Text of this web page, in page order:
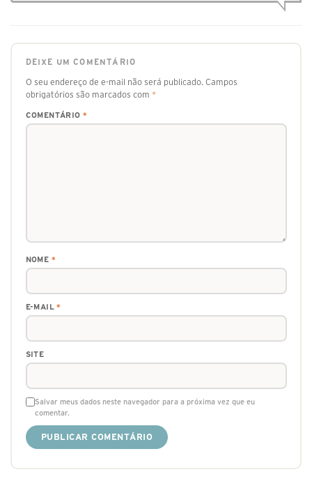
DEIXE UM COMENTÁRIO
O seu endereço de e-mail não será publicado. Campos
obrigatórios são marcados com *
COMENTÁRIO *
NOME *
E-MAIL*
SITE
Salvar meus dados neste navegador para a próxima vez que eu
comentar.